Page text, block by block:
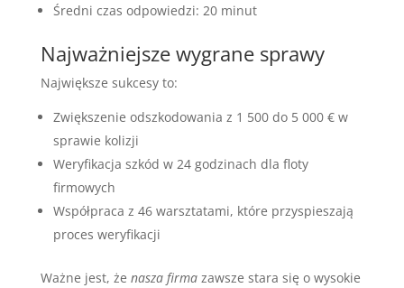
Średni czas odpowiedzi: 20 minut
Najważniejsze wygrane sprawy
Największe sukcesy to:
Zwiększenie odszkodowania z 1 500 do 5 000 € w
sprawie kolizji
Weryfikacja szkód w 24 godzinach dla floty
firmowych
Współpraca z 46 warsztatami, które przyspieszają
proces weryfikacji
Ważne jest, że nasza firmazawsze stara się o wysokie